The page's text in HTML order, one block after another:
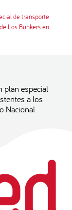
de transporte
Los Bunkers en
plan especial
a los
Nacional